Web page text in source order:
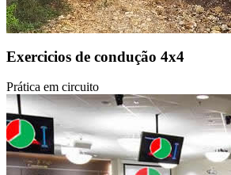
Exercicios de condução 4x4
Prática em circuito